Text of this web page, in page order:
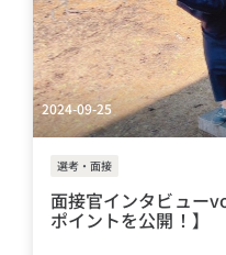
2024-09-25
選考・面接
面接官インタビュー
ポイントを公開！】